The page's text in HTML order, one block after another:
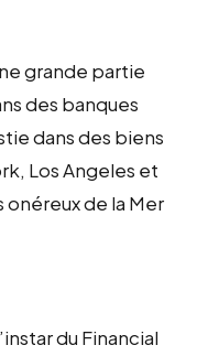
grande partie
des banques
dans des biens
Los Angeles et
de la Mer
du Financial